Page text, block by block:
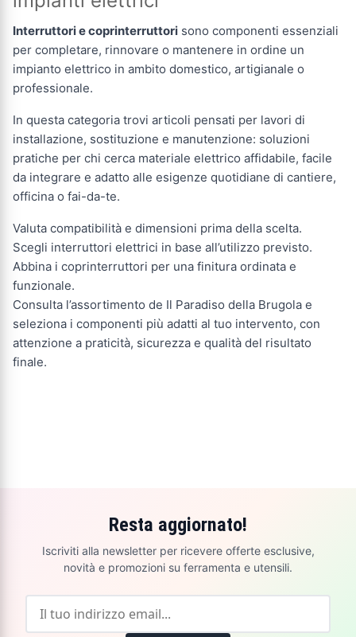
Interruttori e coprinterruttori sono componenti essenziali
per completare, rinnovare o mantenere in ordine un
impianto elettrico in ambito domestico, artigianale o
professionale.
In questa categoria trovi articoli pensati per lavori di
installazione, sostituzione e manutenzione: soluzioni
pratiche per chi cerca materiale elettrico affidabile, facile
da integrare e adatto alle esigenze quotidiane di cantiere,
officina o fai-da-te.
Valuta compatibilità e dimensioni prima della scelta.
Scegli interruttori elettrici in base all’utilizzo previsto.
Abbina i coprinterruttori per una finitura ordinata e
funzionale.
Consulta l’assortimento de Il Paradiso della Brugola e
seleziona i componenti più adatti al tuo intervento, con
attenzione a praticità, sicurezza e qualità del risultato
finale.
Resta aggiornato!
Iscriviti alla newsletter per ricevere offerte esclusive,
novità e promozioni su ferramenta e utensili.